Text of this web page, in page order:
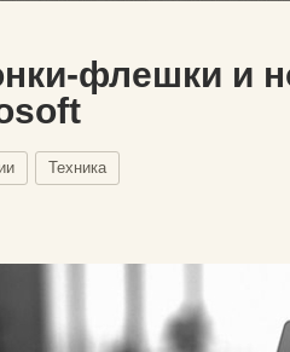
флешки и
Техника